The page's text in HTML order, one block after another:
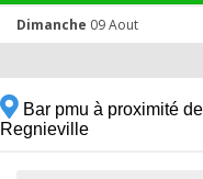
Dimanche 09 Aout
Bar pmu à proximité
Regnieville